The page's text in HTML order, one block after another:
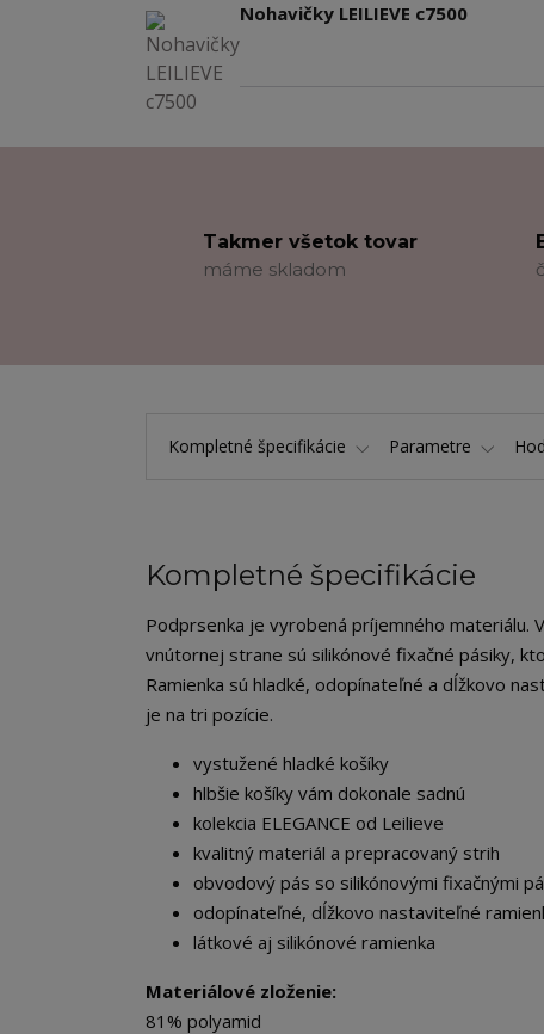
Nohavičky LEILIEVE c7500
Takmer všetok tovar
máme skladom
Kompletné špecifikácie Parametre
Kompletné špecifikácie
Podprsenka je vyrobená príjemného materiálu.
vnútornej strane sú silikónové fixačné pásiky,
Ramienka sú hladké, odopínateľné a dĺžkovo
je na tri pozície.
vystužené hladké košíky
hlbšie košíky vám dokonale sadnú
kolekcia ELEGANCE od Leilieve
kvalitný materiál a prepracovaný strih
obvodový pás so silikónovými fixačnými
odopínateľné, dĺžkovo nastaviteľné
látkové aj silikónové ramienka
Materiálové zloženie:
81% polyamid